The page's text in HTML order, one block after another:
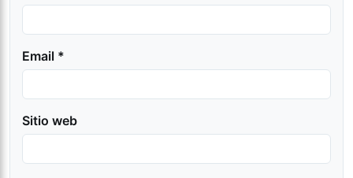
Email *
Sitio web